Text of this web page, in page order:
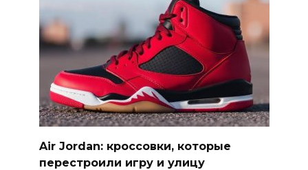
Air Jordan: кроссовки, которые
перестроили игру и улицу